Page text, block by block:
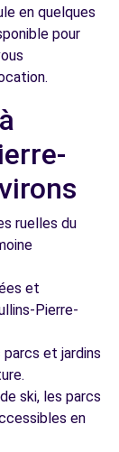
en quelques
pour
ruelles du
et
Pierre-
et jardins
ski, les parcs
en